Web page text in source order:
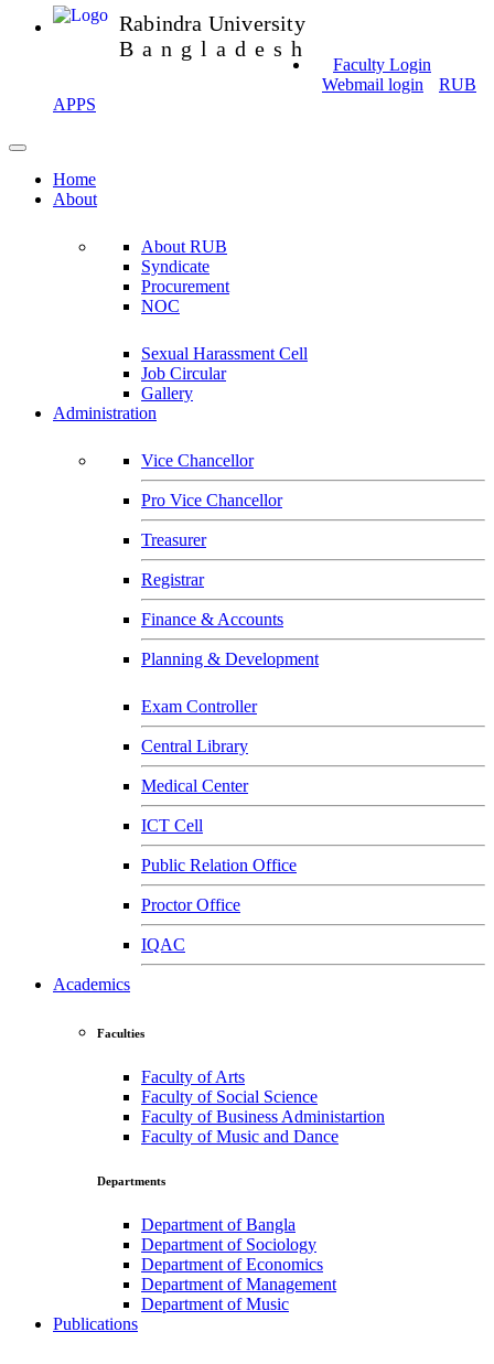
Rabindra University
Bangladesh
Faculty Login
Webmail login
RUB
APPS
Home
About
About RUB
Syndicate
Procurement
NOC
Sexual Harassment Cell
Job Circular
Gallery
Administration
Vice Chancellor
Pro Vice Chancellor
Treasurer
Registrar
Finance & Accounts
Planning & Development
Exam Controller
Central Library
Medical Center
ICT Cell
Public Relation Office
Proctor Office
IQAC
Academics
Faculties
Faculty of Arts
Faculty of Social Science
Faculty of Business Administartion
Faculty of Music and Dance
Departments
Department of Bangla
Department of Sociology
Department of Economics
Department of Management
Department of Music
Publications